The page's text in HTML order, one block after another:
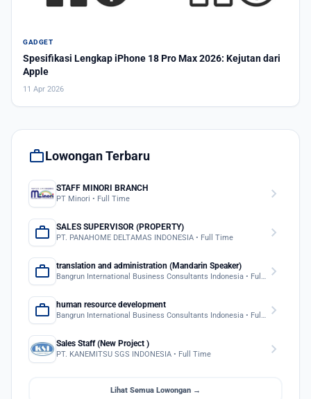
GADGET
Spesifikasi Lengkap iPhone 18 Pro Max 2026: Kejutan dari
Apple
11 Apr 2026
workLowongan Terbaru
STAFF MINORI BRANCH
PT Minori • Full Time
chevron_right
work
SALES SUPERVISOR (PROPERTY)
PT. PANAHOME DELTAMAS INDONESIA • Full Time
chevron_right
work
translation and administration (Mandarin Speaker)
Bangrun International Business Consultants Indonesia • Full Time
chevron_right
work
human resource development
Bangrun International Business Consultants Indonesia • Full Time chevron_right
Sales Staff (New Project )
PT. KANEMITSU SGS INDONESIA • Full Time chevron_right
Lihat Semua Lowongan →